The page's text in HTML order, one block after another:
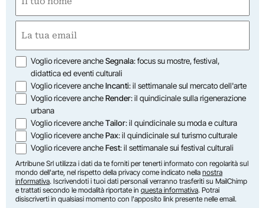
(Obbligatorio)
Nome
(Obbligatorio)
Opzioni
Voglio ricevere ancheSegnala: focus su mostre, festival,
didattica ed eventi culturali
Voglio ricevere ancheIncanti: il settimanale sul mercato dell'arte
Voglio ricevere ancheRender: il quindicinale sulla rigenerazione
urbana
Voglio ricevere ancheTailor: il quindicinale su moda e cultura
Voglio ricevere anchePax: il quindicinale sul turismo culturale
Voglio ricevere ancheFest: il settimanale sui festival culturali
Artribune Srl utilizza i dati da te forniti per tenerti informato con regolarità sul
mondo dell'arte, nel rispetto della privacy come indicato nella nostra
informativa. Iscrivendoti i tuoi dati personali verranno trasferiti su MailChimp
e trattati secondo le modalità riportate in questa informativa. Potrai
disiscriverti in qualsiasi momento con l'apposito link presente nelle email.